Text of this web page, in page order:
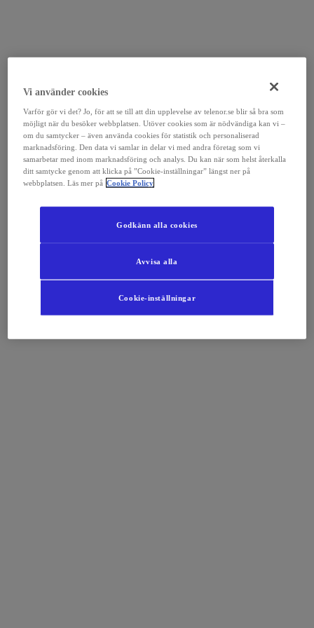
Vi använder cookies
Varför gör vi det? Jo, för att se till att din upplevelse av telenor.se blir så bra som
möjligt när du besöker webbplatsen. Utöver cookies som är nödvändiga kan vi –
om du samtycker – även använda cookies för statistik och personaliserad
marknadsföring. Den data vi samlar in delar vi med andra företag som vi
samarbetar med inom marknadsföring och analys. Du kan när som helst återkalla
ditt samtycke genom att klicka på ”Cookie-inställningar” längst ner på
webbplatsen. Läs mer på Cookie Policy
Cookie-inställningar
Avvisa alla
Godkänn alla cookies